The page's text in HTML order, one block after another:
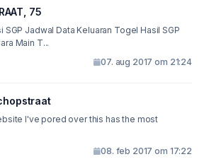
75
SGP Jadwal Data Keluaran Togel Hasil SGP
Main T...
07. aug 2017 om 21:24
I've pored over this has the most
08. feb 2017 om 17:22